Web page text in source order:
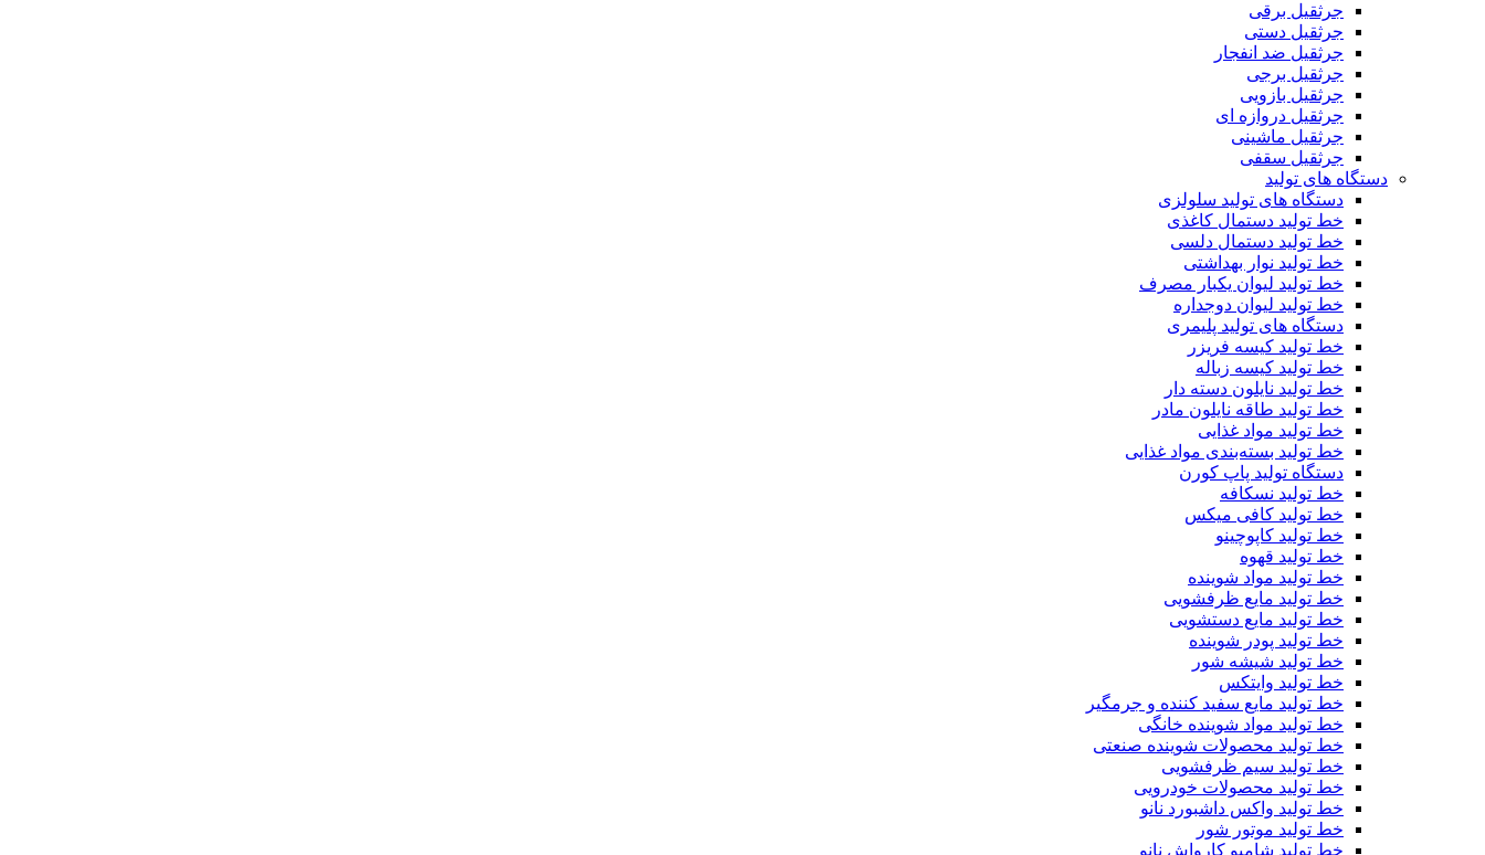
جرثقیل برقی
جرثقیل دستی
جرثقیل ضد انفجار
جرثقیل برجی
جرثقیل بازویی
جرثقیل دروازه ای
جرثقیل ماشینی
جرثقیل سقفی
دستگاه های تولید
دستگاه های تولید سلولزی
خط تولید دستمال کاغذی
خط تولید دستمال دلسی
خط تولید نوار بهداشتی
خط تولید لیوان یکبار مصرف
خط تولید لیوان دوجداره
دستگاه های تولید پلیمری
خط تولید کیسه فریزر
خط تولید کیسه زباله
خط تولید نایلون دسته دار
خط تولید طاقه نایلون مادر
خط تولید مواد غذایی
خط تولید بسته‌بندی مواد غذایی
دستگاه تولید پاپ کورن
خط تولید نسکافه
خط تولید کافی میکس
خط تولید کاپوچینو
خط تولید قهوه
خط تولید مواد شوینده
خط تولید مایع ظرفشویی
خط تولید مایع دستشویی
خط تولید پودر شوینده
خط تولید شیشه شور
خط تولید وایتکس
خط تولید مایع سفید کننده و جرمگیر
خط تولید مواد شوینده خانگی
خط تولید محصولات شوینده صنعتی
خط تولید سیم ظرفشویی
خط تولید محصولات خودرویی
خط تولید واکس داشبورد نانو
خط تولید موتور شور
خط تولید شامپو کارواش نانو